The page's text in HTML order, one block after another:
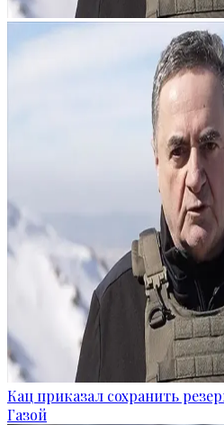
Кац приказал сохранить
Газой